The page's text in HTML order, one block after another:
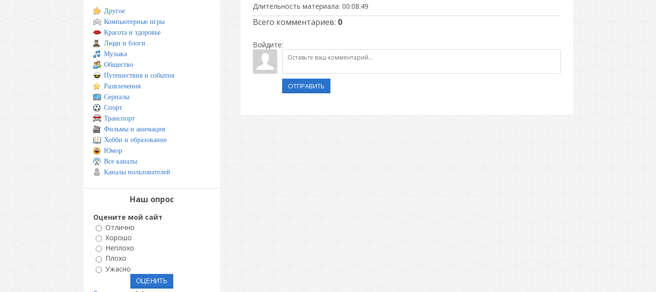
Длительность материала: 00:08:49
Всего комментариев: 0
Войдите:
ОТПРАВИТЬ
Другое
Компьютерные игры
Красота и здоровье
Люди и блоги
Музыка
Общество
Путешествия и события
Развлечения
Сериалы
Спорт
Транспорт
Фильмы и анимация
Хобби и образование
Юмор
Все каналы
Каналы пользователей
Наш опрос
Оцените мой сайт
Отлично
Хорошо
Неплохо
Плохо
Ужасно